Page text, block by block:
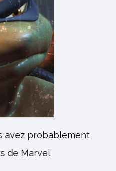
avez probablement
de Marvel